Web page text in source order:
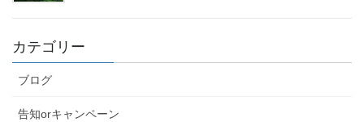
カテゴリー
ブログ
告知orキャンペーン